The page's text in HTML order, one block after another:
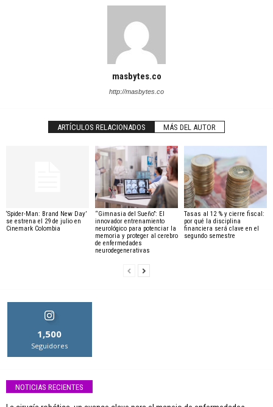
masbytes.co
http://masbytes.co
ARTÍCULOS RELACIONADOS MÁS DEL AUTOR
‘Spider-Man: Brand New Day’
se estrena el 29 de julio en
Cinemark Colombia
“Gimnasia del Sueño”: El
innovador entrenamiento
neurológico para potenciar la
memoria y proteger al cerebro
de enfermedades
neurodegenerativas
Tasas al 12 % y cierre fiscal:
por qué la disciplina
financiera será clave en el
segundo semestre
1,500
Seguidores
NOTICIAS RECIENTES